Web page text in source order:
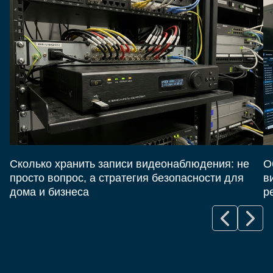
Сколько хранить записи видеонаблюдения: не
просто вопрос, а стратегия безопасности для
дома и бизнеса